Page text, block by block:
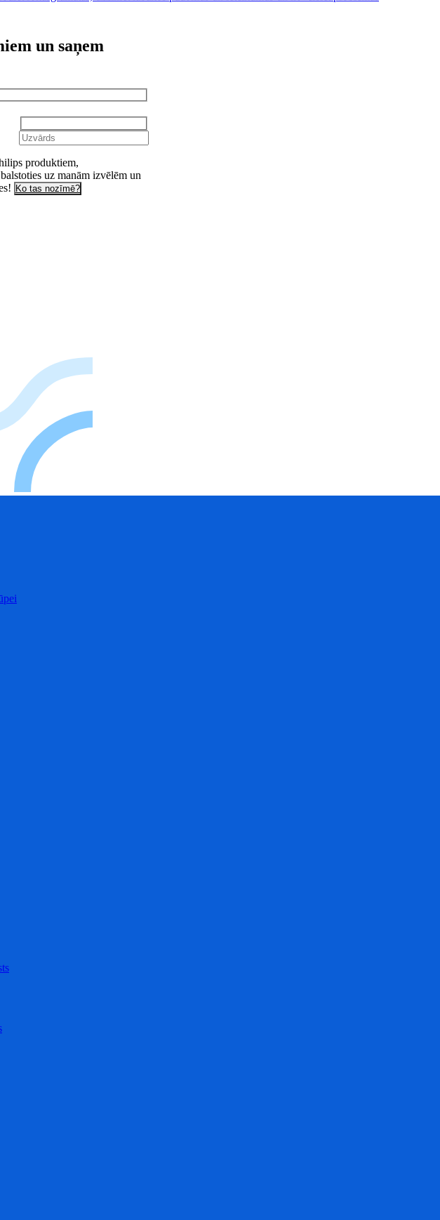
un saņem
produktiem,
uz manām izvēlēm un
Ko tas nozīmē?